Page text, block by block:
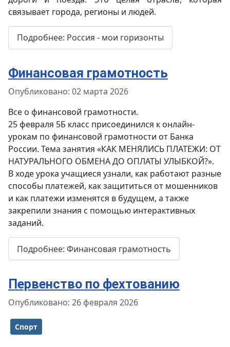
связывает города, регионы и людей.
Подробнее: Россия - мои горизонты
Финансовая грамотность
Информация о материале
Опубликовано: 02 марта 2026
Все о финансовой грамотности.
25 февраля 5Б класс присоединился к онлайн-
урокам по финансовой грамотности от Банка
России. Тема занятия «КАК МЕНЯЛИСЬ ПЛАТЕЖИ: ОТ
НАТУРАЛЬНОГО ОБМЕНА ДО ОПЛАТЫ УЛЫБКОЙ?».
В ходе урока учащиеся узнали, как работают разные
способы платежей, как защититься от мошенников
и как платежи изменятся в будущем, а также
закрепили знания с помощью интерактивных
заданий.
Подробнее: Финансовая грамотность
Первенство по фехтованию
Информация о материале
Опубликовано: 26 февраля 2026
Спорт